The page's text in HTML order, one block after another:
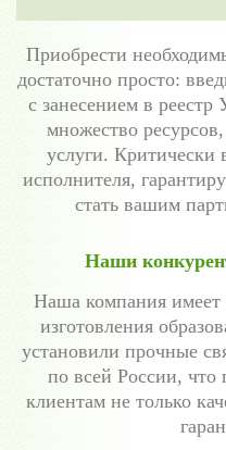
Приобрести
достаточно просто:
с занесением в
множество
услуги. Критически
исполнителя,
стать вашим
Наши
Наша компания имеет
изготовления
установили прочные
по всей России, что
клиентам не только